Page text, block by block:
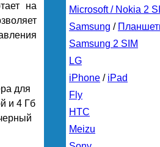
на
для
и 4 Гб
Microsoft / Nokia 2
Samsung /
Samsung 2 SIM
LG
iPhone / iPad
Fly
HTC
Meizu